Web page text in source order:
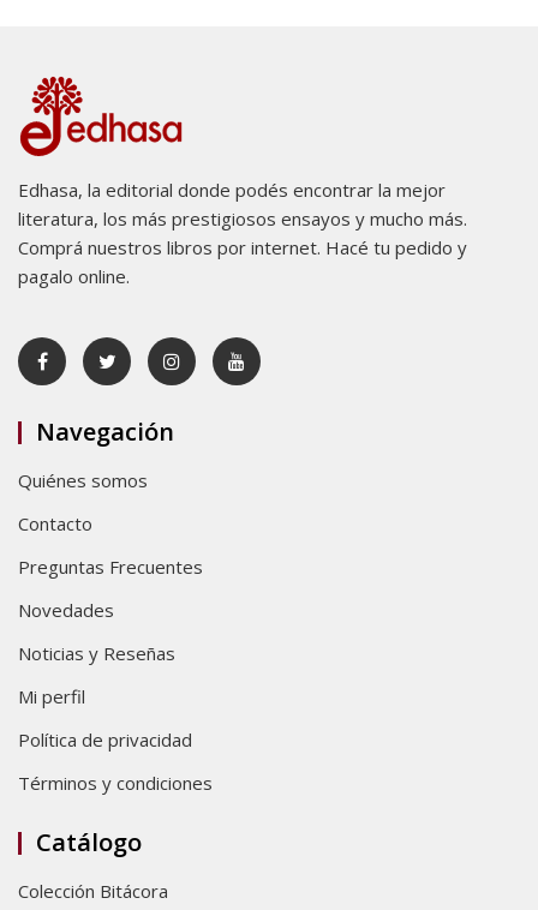
Edhasa, la editorial donde podés encontrar la mejor
literatura, los más prestigiosos ensayos y mucho más.
Comprá nuestros libros por internet. Hacé tu pedido y
pagalo online.
Navegación
Quiénes somos
Contacto
Preguntas Frecuentes
Novedades
Noticias y Reseñas
Mi perfil
Política de privacidad
Términos y condiciones
Catálogo
Colección Bitácora